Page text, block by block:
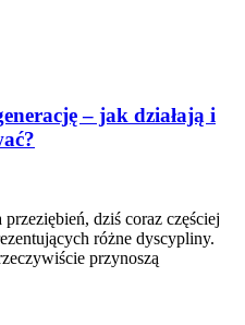
– jak działają i
dziś coraz częściej
różne dyscypliny.
przynoszą